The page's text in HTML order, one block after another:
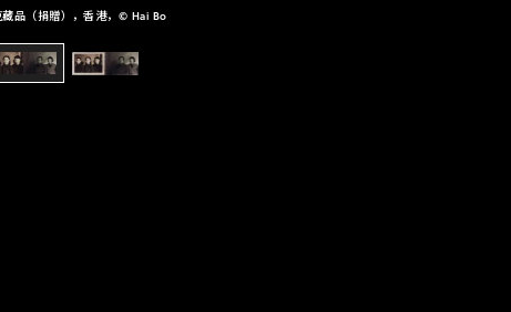
品（捐贈），香港，© Hai Bo